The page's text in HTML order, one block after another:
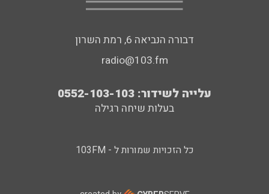
דבורה הנביאה 6, רמת השרון
radio@103.fm
עלייה לשידור: 0552-103-103
בעלות שיחה רגילה
כל הזכויות שמורות ל - 103FM